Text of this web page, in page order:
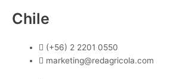
Chile
(+56) 2 2201 0550
marketing@redagricola.com